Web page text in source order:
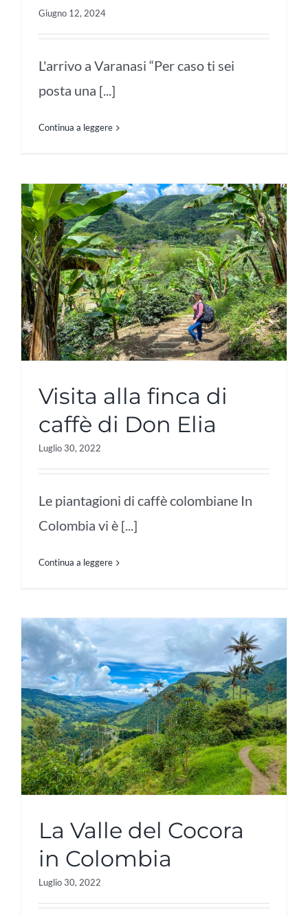
Giugno 12, 2024
L'arrivo a Varanasi “Per caso ti sei
posta una [...]
Continua a leggere
Visita alla finca di
caffè di Don Elia
Luglio 30, 2022
Le piantagioni di caffè colombiane In
Colombia vi è [...]
Continua a leggere
La Valle del Cocora
in Colombia
Luglio 30, 2022